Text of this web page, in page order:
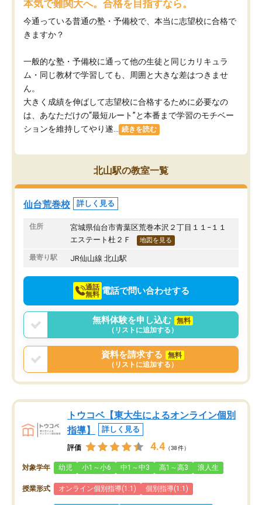
本気で難関大へ。合格を目指すなら。
今通っている普通の塾・予備校で、本当に志望校に合格で
きますか？
一般的な塾・予備校に通って他の生徒と同じカリキュラ
ム・同じ教材で学習しても、周囲と大きな差はつきませ
ん。
大きく成績を伸ばして志望校に合格するために必要なの
は、あなただけの“最短ルート”と本番まで学習のモチベー
ションを維持してやり遂...
続きを読む
北山駅の教室一覧
仙台荒巻校 詳しく見る
住所
宮城県仙台市青葉区荒巻本沢２丁目１１−１１
エステート杜２Ｆ
地図を見る
最寄り駅 JR仙山線 北山駅
通話
無料 電話で問い合わせする
無料体験を申し込む
無料
（リストに追加する）
資料を請求する
無料
（リストに追加する）
トウコベ【東大生によるオンライン個別
指導】
詳しく見る
評価 4.4 （38件）
対象学年 幼児 小1～小6 中1～中3 高1～高3 浪人生
授業形式 オンライン個別指導(1:1) 個別指導(1:1)